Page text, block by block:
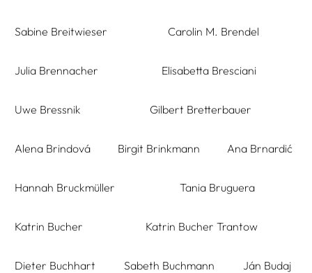
Sabine Breitwieser Carolin M. Brendel
Julia Brennacher Elisabetta Bresciani
Uwe Bressnik Gilbert Bretterbauer
Alena Brindová Birgit Brinkmann Ana Brnardić
Hannah Bruckmüller Tania Bruguera
Katrin Bucher Katrin Bucher Trantow
Dieter Buchhart Sabeth Buchmann Ján Budaj